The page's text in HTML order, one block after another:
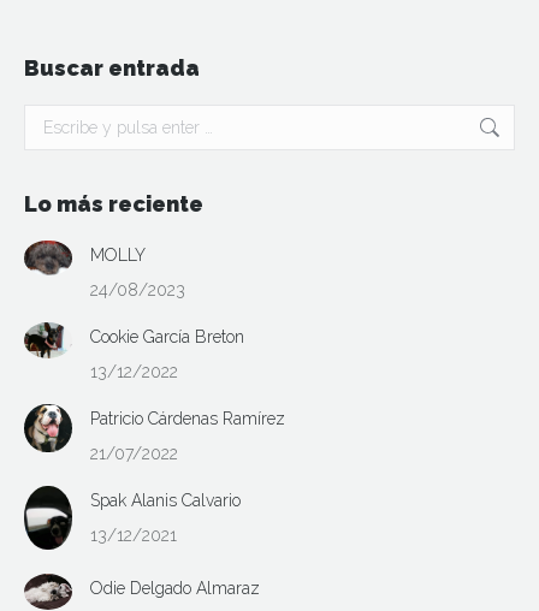
Buscar entrada
Buscar:
Lo más reciente
MOLLY
24/08/2023
Cookie García Breton
13/12/2022
Patricio Cárdenas Ramírez
21/07/2022
Spak Alanis Calvario
13/12/2021
Odie Delgado Almaraz